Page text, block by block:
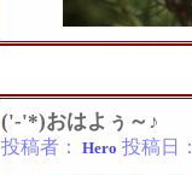
('-'*)おはよぅ～♪
投稿者： Hero 投稿日：